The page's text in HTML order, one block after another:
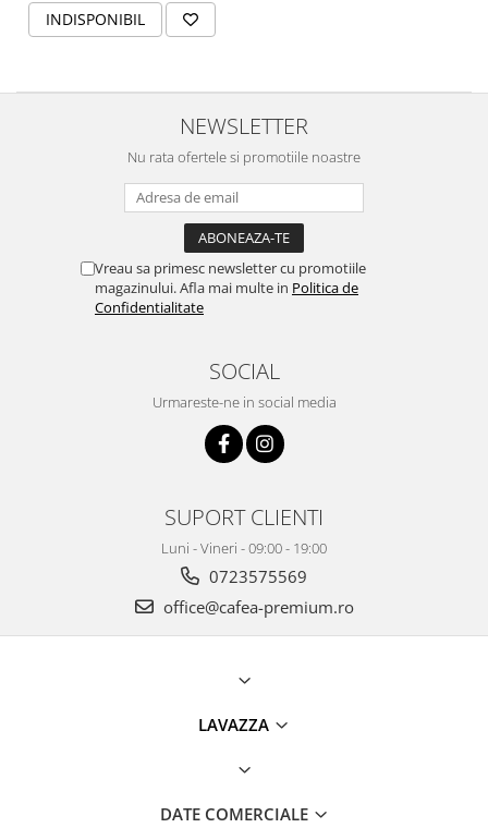
INDISPONIBIL
NEWSLETTER
Nu rata ofertele si promotiile noastre
Vreau sa primesc newsletter cu promotiile
magazinului. Afla mai multe in Politica de
Confidentialitate
SOCIAL
Urmareste-ne in social media
SUPORT CLIENTI
Luni - Vineri - 09:00 - 19:00
0723575569
office@cafea-premium.ro
LAVAZZA
DATE COMERCIALE